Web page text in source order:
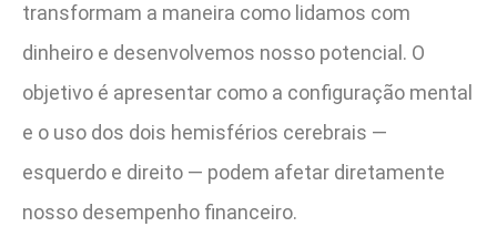
transformam a maneira como lidamos com
dinheiro e desenvolvemos nosso potencial. O
objetivo é apresentar como a configuração mental
e o uso dos dois hemisférios cerebrais —
esquerdo e direito — podem afetar diretamente
nosso desempenho financeiro.